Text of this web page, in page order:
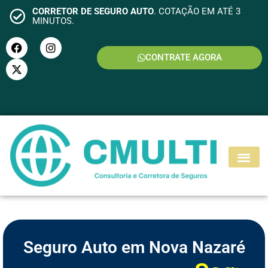
CORRETOR DE SEGURO AUTO. COTAÇÃO EM ATÉ 3
MINUTOS.
CONTRATE AGORA
SEGURO MOTO
Seguro Auto em Nova Nazaré